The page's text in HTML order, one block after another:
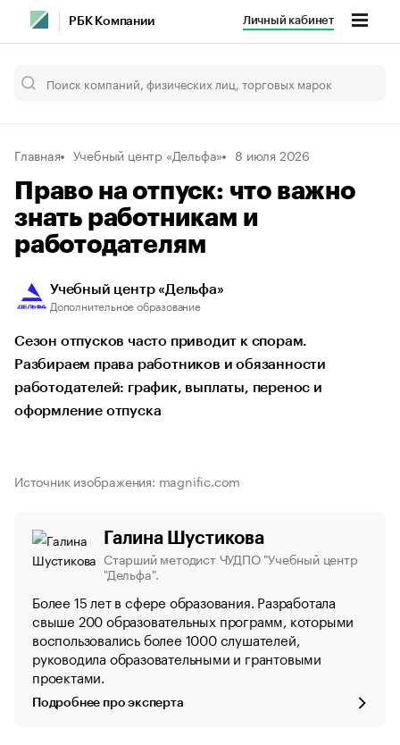
РБК Компании Личный кабинет
Главная Учебный центр «Дельфа» 8 июля 2026
Право на отпуск: что важно
знать работникам и
работодателям
Учебный центр «Дельфа»
Дополнительное образование
Сезон отпусков часто приводит к спорам.
Разбираем права работников и обязанности
работодателей: график, выплаты, перенос и
оформление отпуска
Источник изображения: magnific.com
Галина Шустикова
Старший методист ЧУДПО "Учебный центр
"Дельфа".
Более 15 лет в сфере образования. Разработала
свыше 200 образовательных программ, которыми
воспользовались более 1000 слушателей,
руководила образовательными и грантовыми
проектами.
Подробнее про эксперта